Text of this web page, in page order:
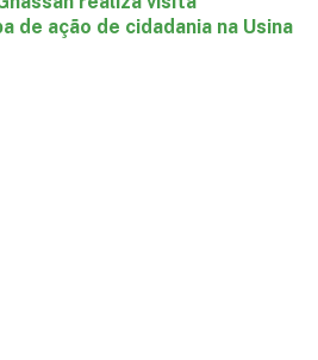
de ação de cidadania na Usina